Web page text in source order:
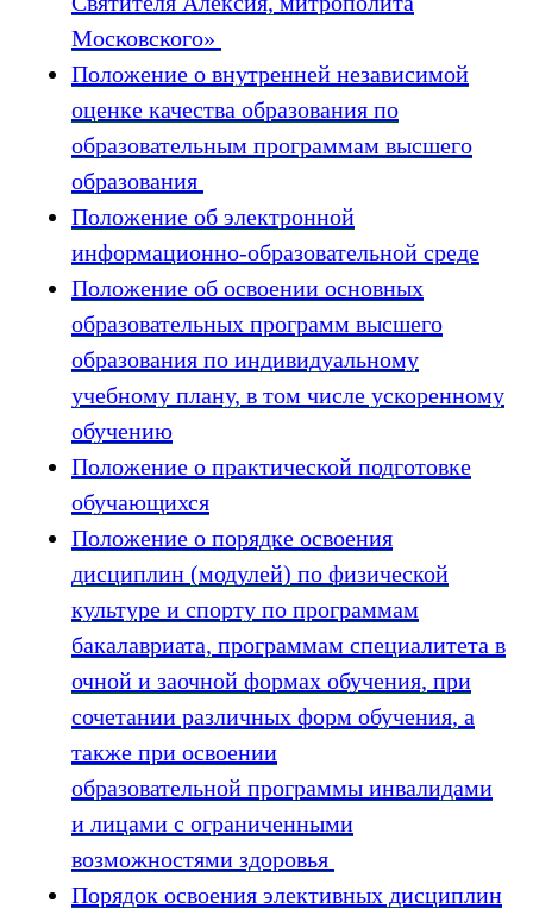
Московского»
Положение о внутренней независимой
оценке качества образования по
образовательным программам высшего
образования
Положение об электронной
информационно-образовательной среде
Положение об освоении основных
образовательных программ высшего
образования по индивидуальному
учебному плану, в том числе ускоренному
обучению
Положение о практической подготовке
обучающихся
Положение о порядке освоения
дисциплин (модулей) по физической
культуре и спорту по программам
бакалавриата, программам специалитета в
очной и заочной формах обучения, при
сочетании различных форм обучения, а
также при освоении
образовательной программы инвалидами
и лицами с ограниченными
возможностями здоровья
Порядок освоения элективных дисциплин